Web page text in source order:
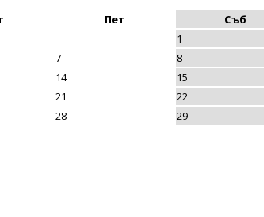
Пет Съб
1
7 8
14 15
21 22
28 29